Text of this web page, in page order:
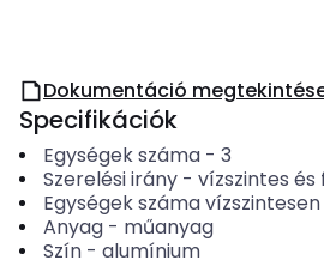
Dokumentáció
Specifikációk
Egységek száma- 3
Szerelési irány- vízszintes és
Egységek száma vízszintesen
Anyag- műanyag
Szín- alumínium